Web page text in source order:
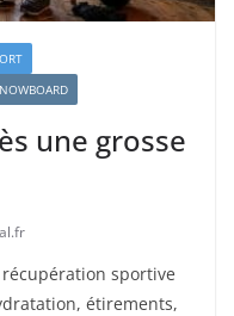
une grosse
sportive
étirements,